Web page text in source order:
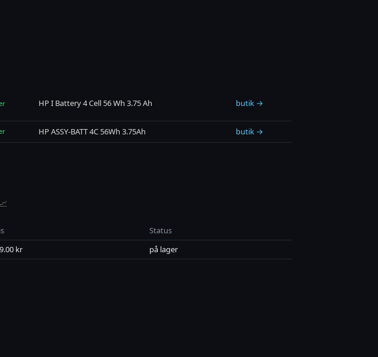
HP I Battery 4 Cell 56 Wh 3.75 Ah butik →
HP ASSY-BATT 4C 56Wh 3.75Ah butik →
Status
kr på lager